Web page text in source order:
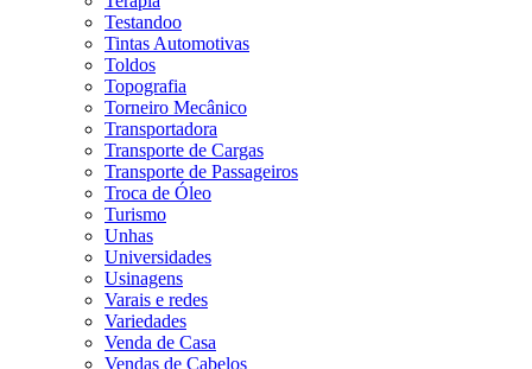
Testandoo
Tintas Automotivas
Toldos
Topografia
Torneiro Mecânico
Transportadora
Transporte de Cargas
Transporte de Passageiros
Troca de Óleo
Turismo
Unhas
Universidades
Usinagens
Varais e redes
Variedades
Venda de Casa
Vendas de Cabelos